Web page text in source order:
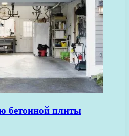
бетонной плиты